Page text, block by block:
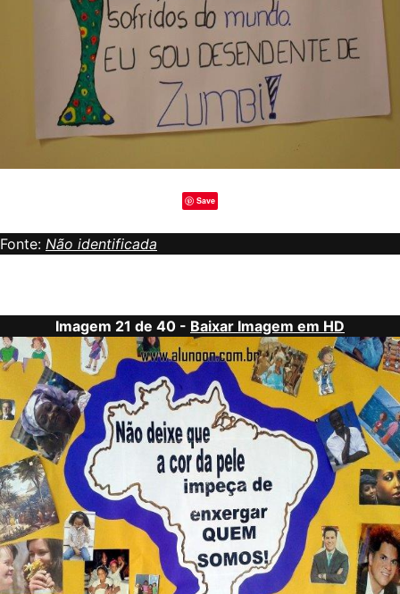
Save
Fonte: Não identificada
Imagem 21 de 40 - Baixar Imagem em HD